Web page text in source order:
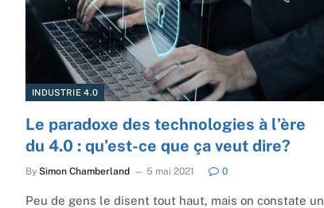
INDUSTRIE 4.0
Le paradoxe des technologies à l’ère
du 4.0 : qu’est-ce que ça veut dire?
By Simon Chamberland 5 mai 2021 0
Peu de gens le disent tout haut, mais on constate un